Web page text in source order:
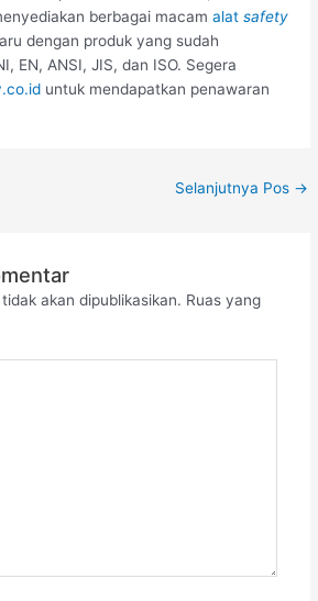
berbagai macamalatsafety
dengan produk yang sudah
EN, ANSI, JIS, dan ISO. Segera
untuk mendapatkan penawaran
Selanjutnya Pos →
akan dipublikasikan. Ruas yang